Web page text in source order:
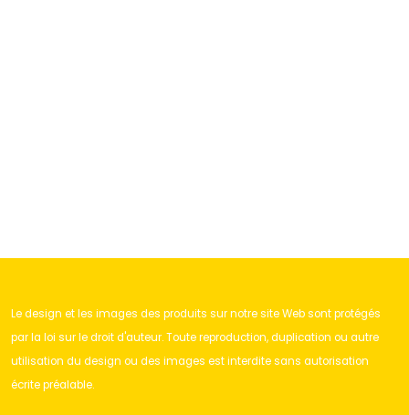
Le design et les images des produits sur notre site Web sont protégés
par la loi sur le droit d'auteur. Toute reproduction, duplication ou autre
utilisation du design ou des images est interdite sans autorisation
écrite préalable.